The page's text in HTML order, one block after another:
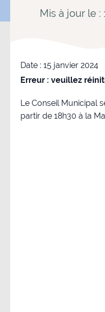
Mis à jour le :
Date : 15 janvier 2024
Erreur : veuillez
Le Conseil Municipal
partir de 18h30 à la